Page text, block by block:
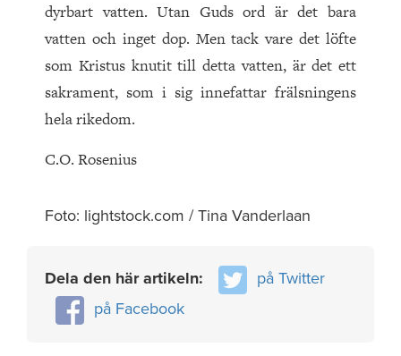
dyrbart vatten. Utan Guds ord är det bara
vatten och inget dop. Men tack vare det löfte
som Kristus knutit till detta vatten, är det ett
sakrament, som i sig innefattar frälsningens
hela rikedom.
C.O. Rosenius
Foto: lightstock.com / Tina Vanderlaan
Dela den här artikeln:
på Twitter
på Facebook